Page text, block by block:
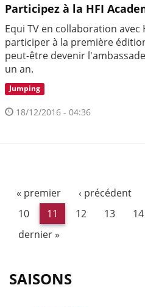
Participez à la HFI
Equi TV en collaboration avec
participer à la première
peut-être devenir
un an.
Jumping
18/12/2016 - 04:36
« premier ‹ précédent
10
11 12 13 14
dernier »
SAISONS